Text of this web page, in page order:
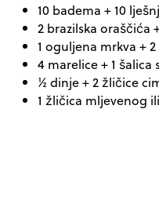
10 badema + 10
2 brazilska oraščića
1 oguljena mrkva +
4 marelice + 1 šalica
½ dinje + 2 žličice
1 žličica mljevenog